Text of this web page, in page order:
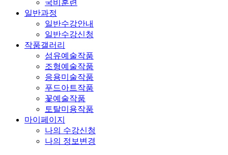
국비훈련
일반과정
일반수강안내
일반수강신청
작품갤러리
섬유예술작품
조형예술작품
응용미술작품
푸드아트작품
꽃예술작품
토탈미용작품
마이페이지
나의 수강신청
나의 정보변경